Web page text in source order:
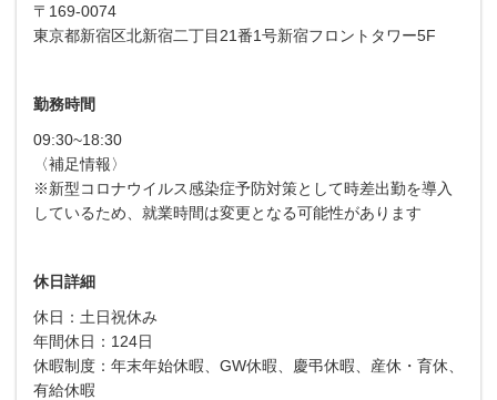
〒169-0074
東京都新宿区北新宿二丁目21番1号新宿フロントタワー5F
勤務時間
09:30~18:30
〈補足情報〉
※新型コロナウイルス感染症予防対策として時差出勤を導入
しているため、就業時間は変更となる可能性があります
休日詳細
休日：土日祝休み
年間休日：124日
休暇制度：年末年始休暇、GW休暇、慶弔休暇、産休・育休、
有給休暇